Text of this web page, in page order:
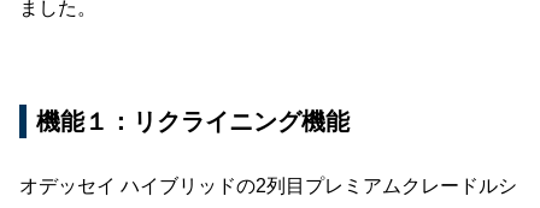
ました。
機能１：リクライニング機能
オデッセイ ハイブリッドの2列目プレミアムクレードルシ